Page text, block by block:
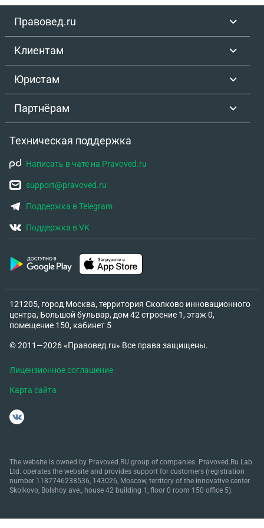
Правовед.ru
Клиентам
Юристам
Партнёрам
Техническая поддержка
Написать в чате на Pravoved.ru
support@pravoved.ru
Поддержка в Telegram
Поддержка в VK
121205, город Москва, территория Сколково инновационного
центра, Большой бульвар, дом 42 строение 1, этаж 0,
помещение 150, кабинет 5
© 2011—2026 «Правовед.ru» Все права защищены.
Лицензионное соглашение
Карта сайта
The website is owned by Pravoved.RU group of companies. Pravoved.Ru Lab
Ltd. operates the website and provides support for customers (registration
number 1187746238536, 143026, Moscow, territory of the innovative center
Skolkovo, Bolshoy ave., house 42 building 1, floor 0 room 150 office 5).